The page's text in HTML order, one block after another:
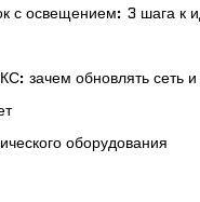
с освещением: 3 шага к
зачем обновлять сеть и
оборудования